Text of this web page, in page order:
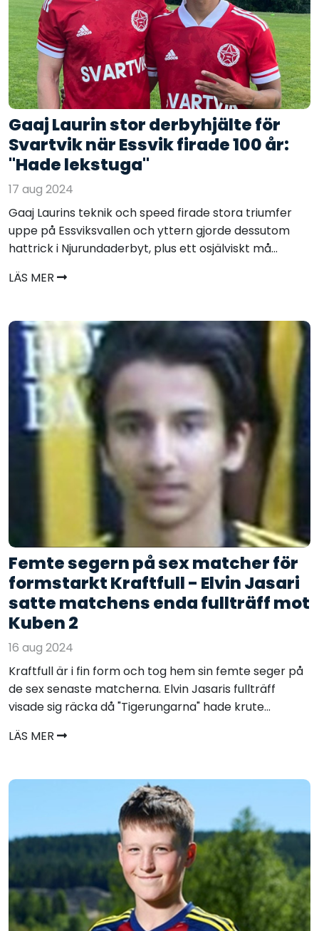
Gaaj Laurin stor derbyhjälte för
Svartvik när Essvik firade 100 år:
"Hade lekstuga"
17 aug 2024
Gaaj Laurins teknik och speed firade stora triumfer
uppe på Essviksvallen och yttern gjorde dessutom
hattrick i Njurundaderbyt, plus ett osjälviskt må...
LÄS MER
Femte segern på sex matcher för
formstarkt Kraftfull - Elvin Jasari
satte matchens enda fullträff mot
Kuben 2
16 aug 2024
Kraftfull är i fin form och tog hem sin femte seger på
de sex senaste matcherna. Elvin Jasaris fullträff
visade sig räcka då "Tigerungarna" hade krute...
LÄS MER